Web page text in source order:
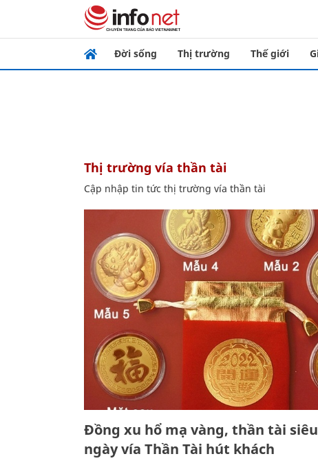
Đời sống Thị trường Thế giới
thị trường vía thần tài
Cập nhập tin tức thị trường vía thần tài
Đồng xu hổ mạ vàng, thần tài
ngày vía Thần Tài hút khách